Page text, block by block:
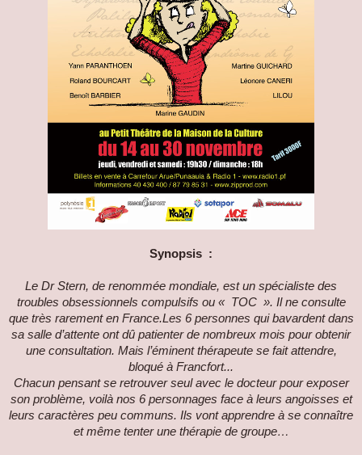
Synopsis :
Le Dr Stern, de renommée mondiale, est un spécialiste des
troubles obsessionnels compulsifs ou « TOC ». Il ne consulte
que très rarement en France.Les 6 personnes qui bavardent dans
sa salle d’attente ont dû patienter de nombreux mois pour obtenir
une consultation. Mais l’éminent thérapeute se fait attendre,
bloqué à Francfort...
Chacun pensant se retrouver seul avec le docteur pour exposer
son problème, voilà nos 6 personnages face à leurs angoisses et
leurs caractères peu communs. Ils vont apprendre à se connaître
et même tenter une thérapie de groupe…